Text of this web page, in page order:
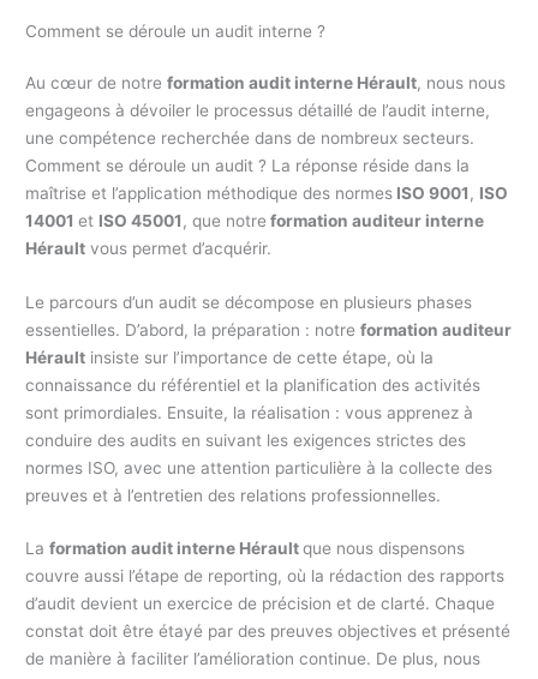
Comment se déroule un audit interne ?
Au cœur de notreformation audit interne Hérault, nous nous
engageons à dévoiler le processus détaillé de l’audit interne,
une compétence recherchée dans de nombreux secteurs.
Comment se déroule un audit ? La réponse réside dans la
maîtrise et l’application méthodique des normes ISO 9001 , ISO
14001et ISO 45001 , que notre formation auditeur interne
Hérault vous permet d’acquérir.
Le parcours d’un audit se décompose en plusieurs phases
essentielles. D’abord, la préparation : notreformation auditeur
Hérault insiste sur l’importance de cette étape, où la
connaissance du référentiel et la planification des activités
sont primordiales. Ensuite, la réalisation : vous apprenez à
conduire des audits en suivant les exigences strictes des
normes ISO, avec une attention particulière à la collecte des
preuves et à l’entretien des relations professionnelles.
Laformation audit interne Héraultque nous dispensons
couvre aussi l’étape de reporting, où la rédaction des rapports
d’audit devient un exercice de précision et de clarté. Chaque
constat doit être étayé par des preuves objectives et présenté
de manière à faciliter l’amélioration continue. De plus, nous